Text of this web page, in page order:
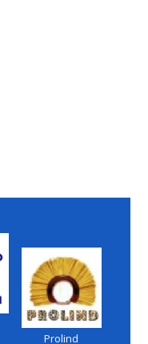
Prolind